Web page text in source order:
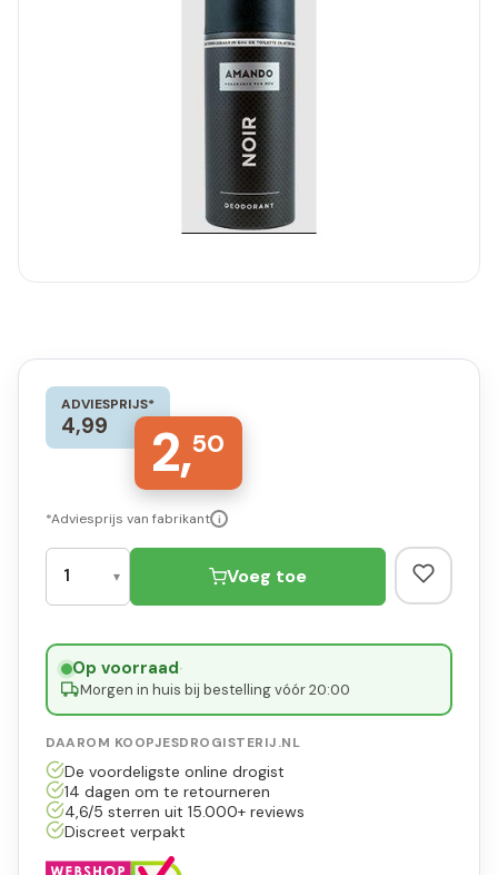
ADVIESPRIJS*
4,99 2,50
*Adviesprijs van fabrikant i
Voeg toe
Op voorraad·
Morgen in huis bij bestelling vóór 20:00
DAAROM KOOPJESDROGISTERIJ.NL
De voordeligste online drogist
14 dagen om te retourneren
4,6/5 sterren uit 15.000+ reviews
Discreet verpakt